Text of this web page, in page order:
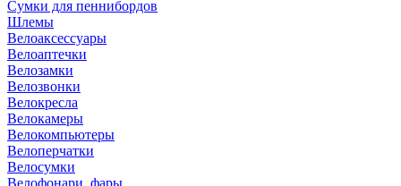
Сумки для пеннибордов
Шлемы
Велоаксессуары
Велоаптечки
Велозамки
Велозвонки
Велокресла
Велокамеры
Велокомпьютеры
Велоперчатки
Велосумки
Велофонари, фары